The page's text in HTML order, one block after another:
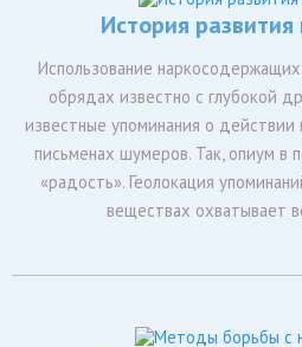
История
Использование
обрядах известно с глубокой
известные упоминания о действии
письменах шумеров. Так, опиум в
«радость». Геолокация
веществах охватывает